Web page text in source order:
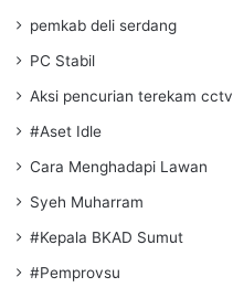
pemkab deli serdang
PC Stabil
Aksi pencurian terekam cctv
#Aset Idle
Cara Menghadapi Lawan
Syeh Muharram
#Kepala BKAD Sumut
#Pemprovsu